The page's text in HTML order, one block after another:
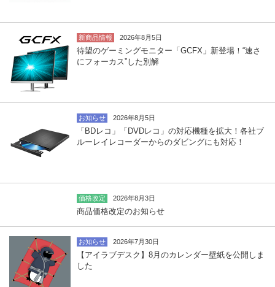
新商品情報 2026年8月5日
待望のゲーミングモニター「GCFX」新登場！“速さ
にフォーカス”した別解
お知らせ 2026年8月5日
「BDレコ」「DVDレコ」の対応機種を拡大！各社ブ
ルーレイレコーダーからのダビングにも対応！
価格改定 2026年8月3日
商品価格改定のお知らせ
お知らせ 2026年7月30日
【アイラブデスク】8月のカレンダー壁紙を公開しま
した